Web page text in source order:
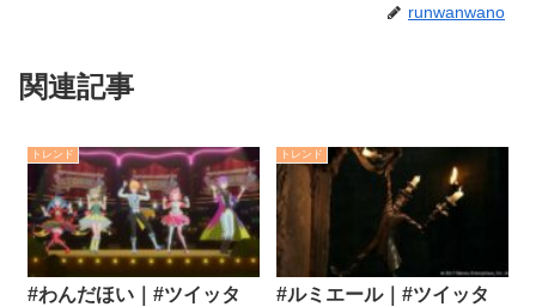
runwanwano
関連記事
トレンド
#わんだほい｜#ツイッタ
トレンド
#ルミエール｜#ツイッタ